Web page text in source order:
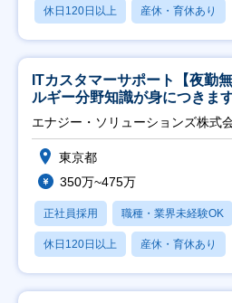
休日120日以上 産休・育休あり
ITカスタマーサポート【夜勤
ルギー分野知識が身につきます
エナジー・ソリューションズ株式
東京都
350万~475万
正社員採用 職種・業界未経験OK
休日120日以上 産休・育休あり